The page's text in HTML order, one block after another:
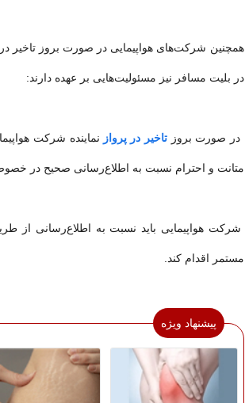
همچنین شرکت‌های هواپیمایی در صورت بروز تاخیر
در بلیت مسافر نیز مسئولیت‌هایی بر عهده دارند:
در صورت بروزتاخیر در پرواز نماینده شرکت
متانت و احترام نسبت به اطلاع‌رسانی صحیح در خصوص
شرکت هواپیمایی باید نسبت به اطلاع‌رسانی از
مستمر اقدام کند.
پیشنهاد ویژه